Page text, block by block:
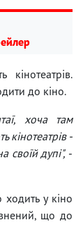
до кіно.
хоча там
кінотеатрів -
своїй дупі", -
у кіно
що до